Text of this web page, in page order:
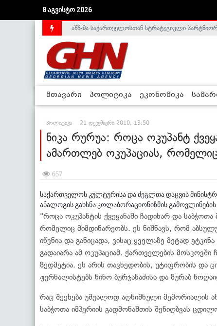
8 აგვისტო 2026
საქართველოს დე-ფაქტო მთავრობა
აშშ-მა საქართველოსთან სტრატეგიული
მთავარი პოლიტიკა ეკონომიკა
პოლიტიკა 21 დეკემბერი 2010, 13:50
ნიკა რურუა: როცა ოკუპანტ
ამართლებ ოკუპაციას,
657
საქართველოს კულტურისა და ძეგლთა დაცვის
ანალოგის გახსნა კოლაბორაციონიზმის
"როცა ოკუპანტის ქვეყანაში ჩადიხარ და
რომელიც მიმდინარეობს. ეს ნიშნავს, რომ
იწვნია და განიცადა, ვისაც ყველაზე მეტად
გადაიარა ამ ოკუპაციამ. ქართველების მოსკოვში
ზედმეტია. ეს არის თავხედობის, უტიფრობის და
ჟურნალისტებს ნინო ბურჯანაძისა და ზურაბ
რაც შეეხება უშუალოდ აღნიშნული მემორიალის
საბჭოთა იმპერიის გადმონაშთის შენიღბვას